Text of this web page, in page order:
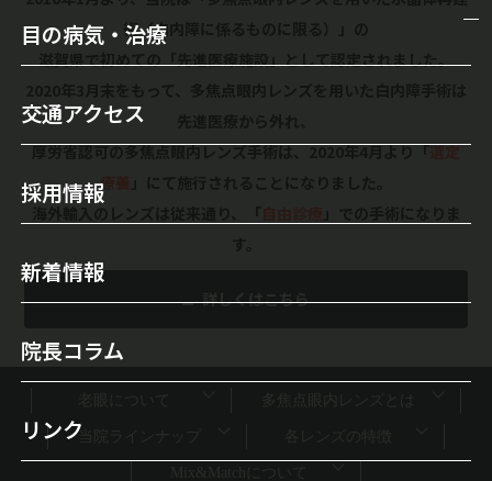
医師のご紹介
当院について
施設案内
初診の方へ
メガネ・コンタクトレンズ
セカンドオピニオンについて
オルソケラトロジー
レーシック手術
多焦点眼内レンズ
自由診療（保険外治療）
手術実績
ICL（眼内コンタクトレンズ）
目の病気・治療
白内障
緑内障
霰粒腫
ドライアイ
涙目/ 鼻涙管閉塞
翼状片
飛蚊症
交通アクセス
採用情報
新着情報
院長コラム
リンク
術（白内障に係るものに限る）」の
厚労省認可の多焦点眼内レンズ手術は、2020年4月より「選定
療養
詳しくはこちら
当院ラインナップ